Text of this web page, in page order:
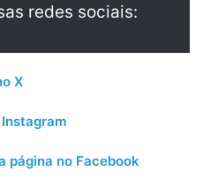
redes sociais:
X
página no Facebook